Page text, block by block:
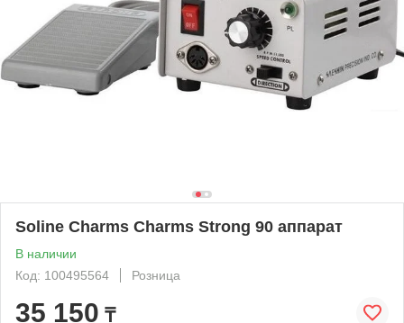
Soline Charms Charms Strong 90 аппарат
В наличии
Код: 100495564
Розница
35 150 ₸